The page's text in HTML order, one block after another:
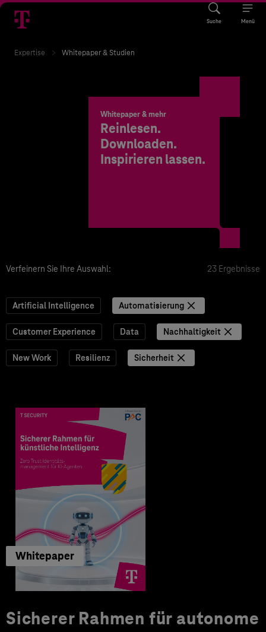
Suche Menü
Expertise Whitepaper & Studien
Whitepaper & mehr
Reinlesen.
Downloaden.
Inspirieren lassen.
Verfeinern Sie Ihre Auswahl: 23 Ergebnisse
Artificial Intelligence Automatisierung
Customer Experience Data Nachhaltigkeit
New Work Resilienz Sicherheit
Whitepaper
Sicherer Rahmen für autonome